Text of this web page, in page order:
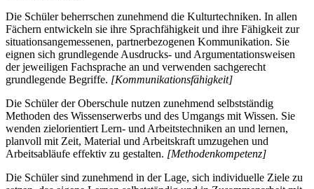
Die Schüler beherrschen zunehmend die Kulturtechniken. In allen
Fächern entwickeln sie ihre Sprachfähigkeit und ihre Fähigkeit zur
situationsangemessenen, partnerbezogenen Kommunikation. Sie
eignen sich grundlegende Ausdrucks- und Argumentationsweisen
der jeweiligen Fachsprache an und verwenden sachgerecht
grundlegende Begriffe. [Kommunikationsfähigkeit]
Die Schüler der Oberschule nutzen zunehmend selbstständig
Methoden des Wissenserwerbs und des Umgangs mit Wissen. Sie
wenden zielorientiert Lern- und Arbeitstechniken an und lernen,
planvoll mit Zeit, Material und Arbeitskraft umzugehen und
Arbeitsabläufe effektiv zu gestalten. [Methodenkompetenz]
Die Schüler sind zunehmend in der Lage, sich individuelle Ziele zu